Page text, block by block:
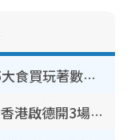
【8月生日優惠2026】全港85大食買玩著數攻略 自助餐/火鍋放題同行免費＋誠品/DONKI送現金券
BIGBANG演唱會2026｜11月香港啟德開3場！實名制VIP申請、優先購票攻略